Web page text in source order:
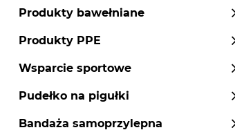
Produkty bawełniane
Produkty PPE
Wsparcie sportowe
Pudełko na pigułki
Bandaża samoprzylepna